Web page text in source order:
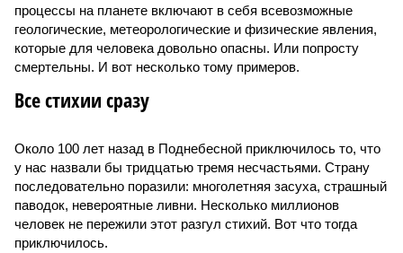
процессы на планете включают в себя всевозможные
геологические, метеорологические и физические явления,
которые для человека довольно опасны. Или попросту
смертельны. И вот несколько тому примеров.
Все стихии сразу
Около 100 лет назад в Поднебесной приключилось то, что
у нас назвали бы тридцатью тремя несчастьями. Страну
последовательно поразили: многолетняя засуха, страшный
паводок, невероятные ливни. Несколько миллионов
человек не пережили этот разгул стихий. Вот что тогда
приключилось.